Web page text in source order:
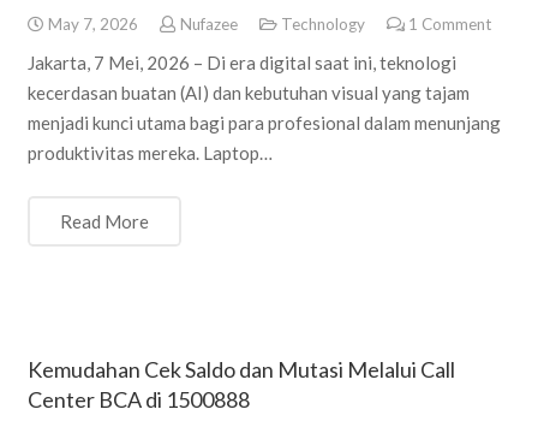
May 7, 2026 Nufazee Technology 1 Comment
Jakarta, 7 Mei, 2026 – Di era digital saat ini, teknologi
kecerdasan buatan (AI) dan kebutuhan visual yang tajam
menjadi kunci utama bagi para profesional dalam menunjang
produktivitas mereka. Laptop…
Read More
Kemudahan Cek Saldo dan Mutasi Melalui Call
Center BCA di 1500888